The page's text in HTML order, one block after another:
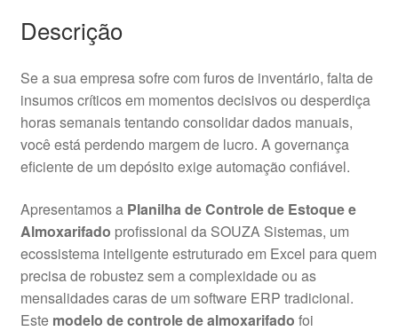
Descrição
Se a sua empresa sofre com furos de inventário, falta de
insumos críticos em momentos decisivos ou desperdiça
horas semanais tentando consolidar dados manuais,
você está perdendo margem de lucro. A governança
eficiente de um depósito exige automação confiável.
Apresentamos a Planilha de Controle de Estoque e
Almoxarifado profissional da SOUZA Sistemas, um
ecossistema inteligente estruturado em Excel para quem
precisa de robustez sem a complexidade ou as
mensalidades caras de um software ERP tradicional.
Este modelo de controle de almoxarifado foi